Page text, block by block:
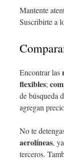
Mantente
Suscribirte a
Encontrar las
flexibles;
de búsqueda
agregan
No te
aerolíneas,
terceros.